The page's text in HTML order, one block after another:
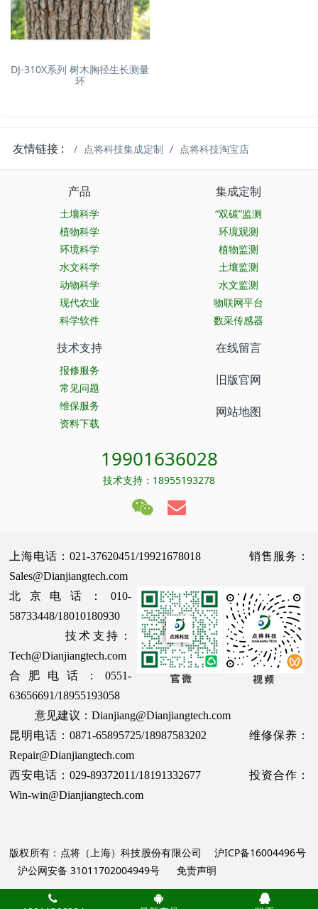
DJ-310X系列 树木胸径生长测量
环
友情链接 : 点将科技集成定制 点将科技淘宝店
产品
土壤科学
植物科学
环境科学
水文科学
动物科学
现代农业
科学软件
集成定制
“双碳”监测
环境观测
植物监测
土壤监测
水文监测
物联网平台
数采传感器
技术支持
报修服务
常见问题
维保服务
资料下载
在线留言
旧版官网
网站地图
19901636028
技术支持：18955193278
上海电话：021-37620451/19921678018 销售服务：
Sales@Dianjiangtech.com
北京电话：010-
58733448/18010180930
技术支持：
Tech@Dianjiangtech.com
合肥电话：0551-
63656691/18955193058
意见建议：Dianjiang@Dianjiangtech.com
昆明电话：0871-65895725/18987583202 维修保养：
Repair@Dianjiangtech.com
西安电话：029-89372011/18191332677 投资合作：
Win-win@Dianjiangtech.com
版权所有：点将（上海）科技股份有限公司 沪ICP备16004496号
沪公网安备 31011702004949号
免责声明